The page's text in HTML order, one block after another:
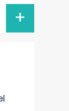
+